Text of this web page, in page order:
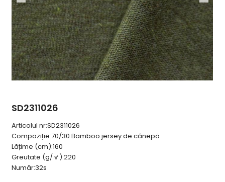
SD2311026
Articolul nr:SD2311026
Compoziție:70/30 Bamboo jersey de cânepă
Lățime (cm):160
Greutate (g/㎡):220
Număr:32s